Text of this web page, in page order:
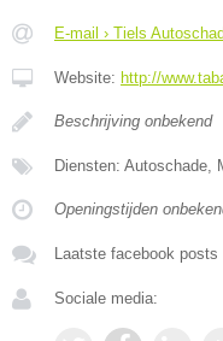
E-mail › Tiels
Website: http://
Beschrijving onbekend
Diensten: Autoschade,
Openingstijden
Laatste facebook posts
Sociale media: